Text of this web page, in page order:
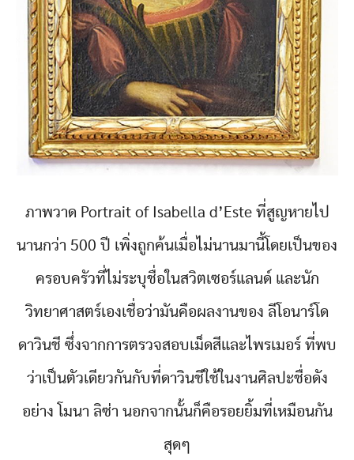
ภาพวาด Portrait of Isabella d’Este ที่สูญหายไป
นานกว่า 500 ปี เพิ่งถูกค้นเมื่อไม่นานมานี้โดยเป็นของ
ครอบครัวที่ไม่ระบุชื่อในสวิตเซอร์แลนด์ และนัก
วิทยาศาสตร์เองเชื่อว่ามันคือผลงานของ ลีโอนาร์โด
ดาวินชี ซึ่งจากการตรวจสอบเม็ดสีและไพรเมอร์ ที่พบ
ว่าเป็นตัวเดียวกันกับที่ดาวินชีใช้ในงานศิลปะชื่อดัง
อย่าง โมนา ลิซ่า นอกจากนั้นก็คือรอยยิ้มที่เหมือนกัน
สุดๆ